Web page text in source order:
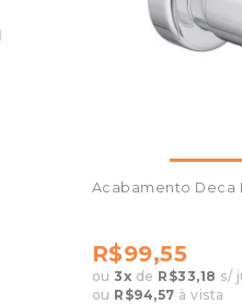
Acabamento Deca
R$99,55
ou 3x de R$33,18 s/
ou R$94,57 à vista